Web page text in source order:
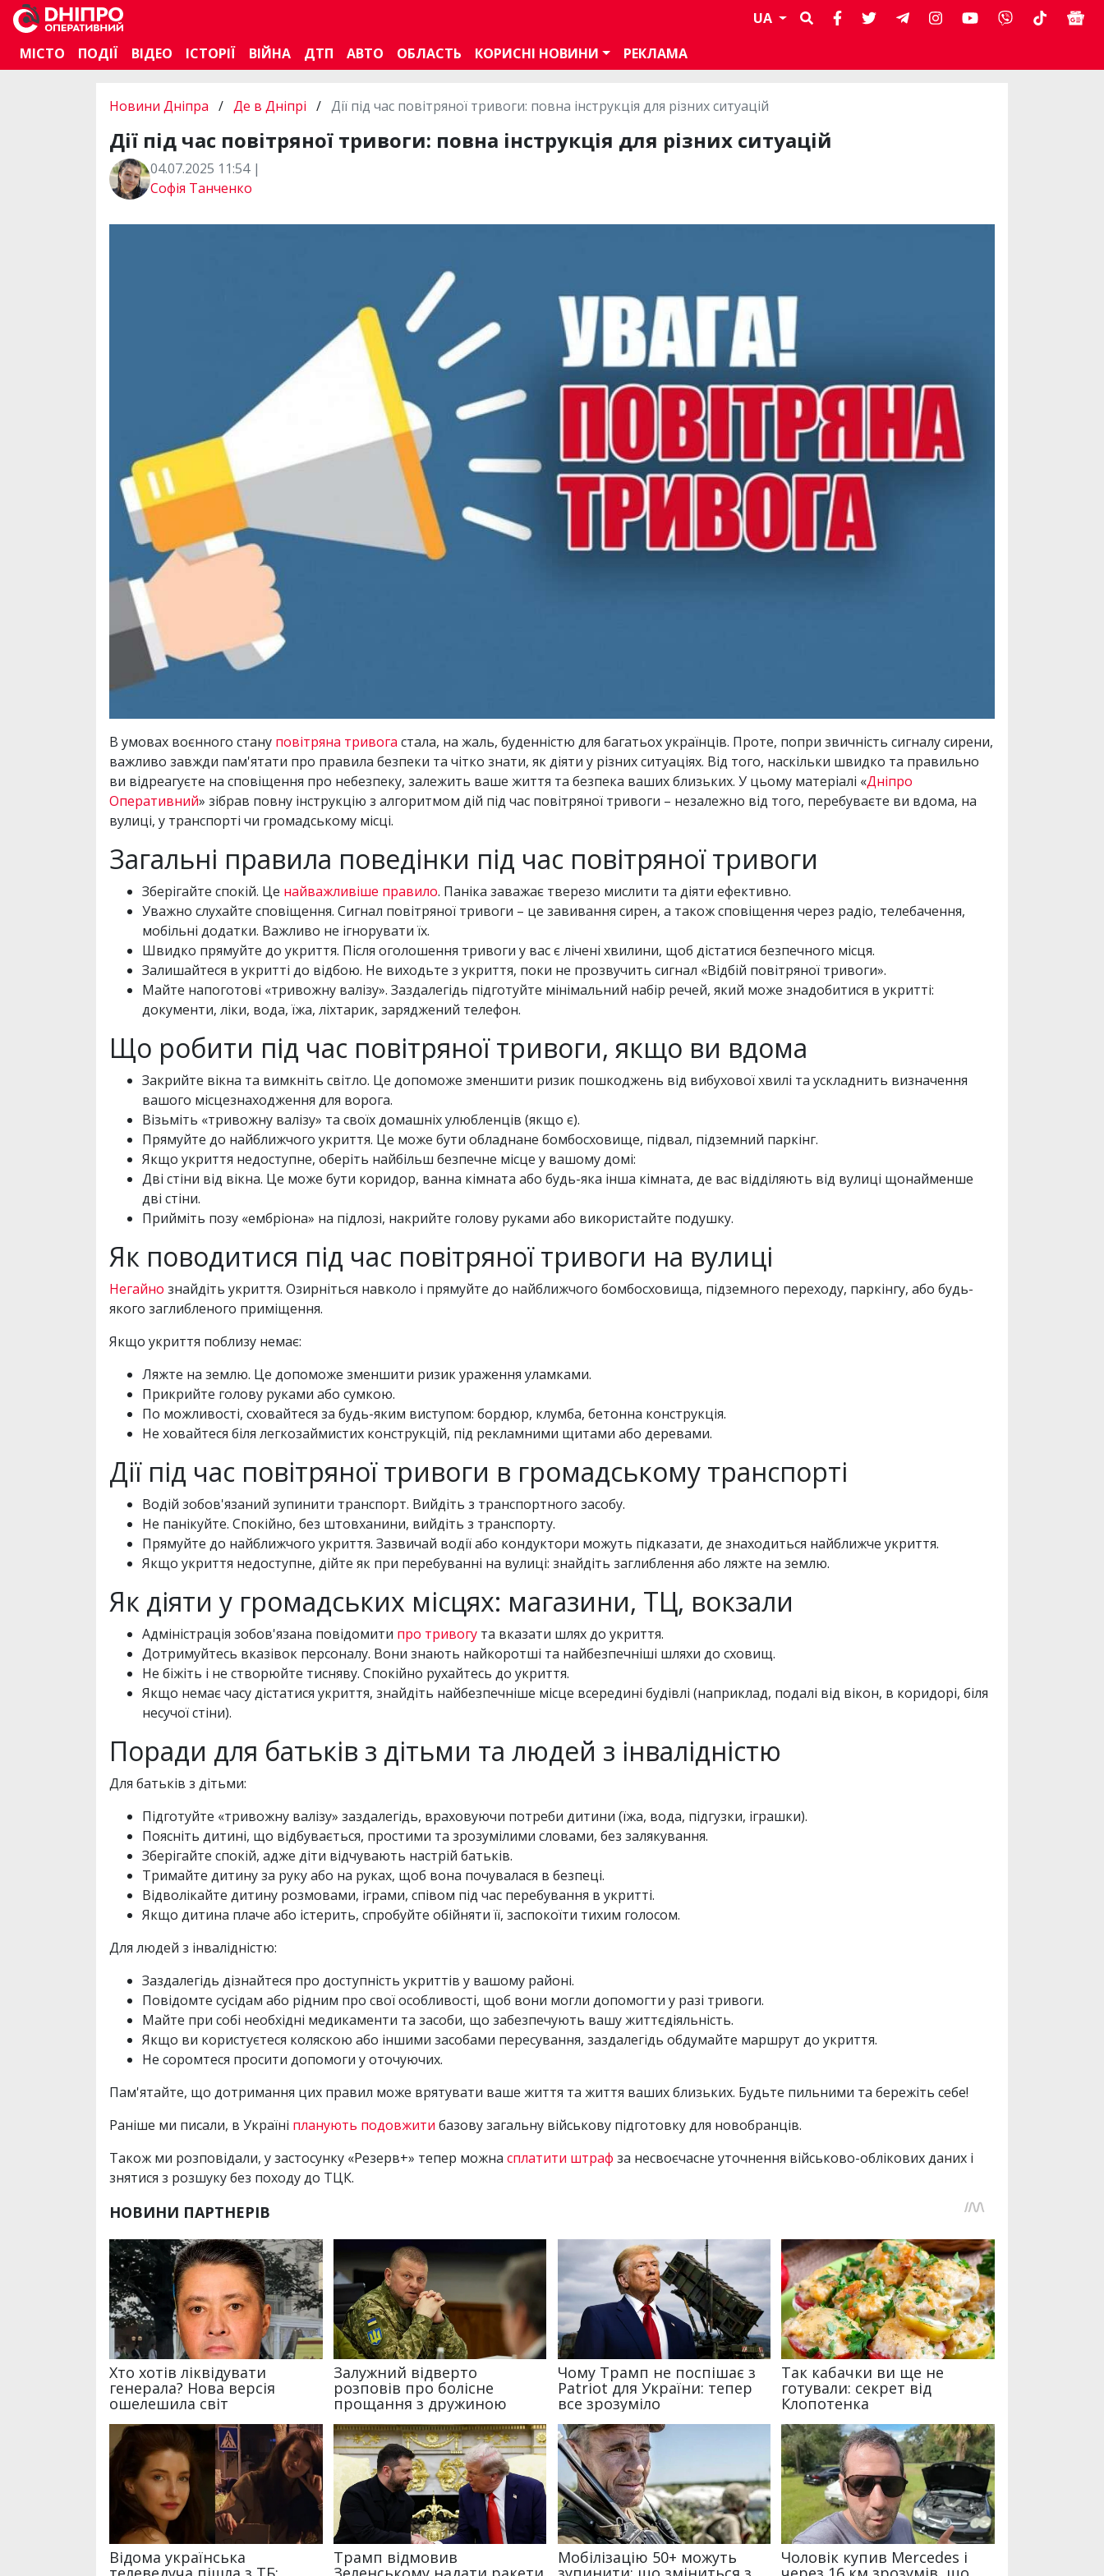
UA
МІСТО
ПОДІЇ ВІДЕО ІСТОРІЇ ВІЙНА ДТП АВТО ОБЛАСТЬ КОРИСНІ НОВИНИ РЕКЛАМА
Новини Дніпра / Де в Дніпрі / Дії під час повітряної тривоги: повна інструкція для різних ситуацій
Дії під час повітряної тривоги: повна інструкція для різних ситуацій
04.07.2025 11:54 |
Софія Танченко
В умовах воєнного стану повітряна тривога стала, на жаль, буденністю для багатьох українців. Проте, попри звичність сигналу сирени,
важливо завжди пам'ятати про правила безпеки та чітко знати, як діяти у різних ситуаціях. Від того, наскільки швидко та правильно
ви відреагуєте на сповіщення про небезпеку, залежить ваше життя та безпека ваших близьких. У цьому матеріалі «Дніпро
Оперативний» зібрав повну інструкцію з алгоритмом дій під час повітряної тривоги – незалежно від того, перебуваєте ви вдома, на
вулиці, у транспорті чи громадському місці.
Загальні правила поведінки під час повітряної тривоги
Зберігайте спокій. Це найважливіше правило. Паніка заважає тверезо мислити та діяти ефективно.
Уважно слухайте сповіщення. Сигнал повітряної тривоги – це завивання сирен, а також сповіщення через радіо, телебачення,
мобільні додатки. Важливо не ігнорувати їх.
Швидко прямуйте до укриття. Після оголошення тривоги у вас є лічені хвилини, щоб дістатися безпечного місця.
Залишайтеся в укритті до відбою. Не виходьте з укриття, поки не прозвучить сигнал «Відбій повітряної тривоги».
Майте напоготові «тривожну валізу». Заздалегідь підготуйте мінімальний набір речей, який може знадобитися в укритті:
документи, ліки, вода, їжа, ліхтарик, заряджений телефон.
Що робити під час повітряної тривоги, якщо ви вдома
Закрийте вікна та вимкніть світло. Це допоможе зменшити ризик пошкоджень від вибухової хвилі та ускладнить визначення
вашого місцезнаходження для ворога.
Візьміть «тривожну валізу» та своїх домашніх улюбленців (якщо є).
Прямуйте до найближчого укриття. Це може бути обладнане бомбосховище, підвал, підземний паркінг.
Якщо укриття недоступне, оберіть найбільш безпечне місце у вашому домі:
Дві стіни від вікна. Це може бути коридор, ванна кімната або будь-яка інша кімната, де вас відділяють від вулиці щонайменше
дві стіни.
Прийміть позу «ембріона» на підлозі, накрийте голову руками або використайте подушку.
Як поводитися під час повітряної тривоги на вулиці
Негайно знайдіть укриття. Озирніться навколо і прямуйте до найближчого бомбосховища, підземного переходу, паркінгу, або будь-
якого заглибленого приміщення.
Якщо укриття поблизу немає:
Ляжте на землю. Це допоможе зменшити ризик ураження уламками.
Прикрийте голову руками або сумкою.
По можливості, сховайтеся за будь-яким виступом: бордюр, клумба, бетонна конструкція.
Не ховайтеся біля легкозаймистих конструкцій, під рекламними щитами або деревами.
Дії під час повітряної тривоги в громадському транспорті
Водій зобов'язаний зупинити транспорт. Вийдіть з транспортного засобу.
Не панікуйте. Спокійно, без штовханини, вийдіть з транспорту.
Прямуйте до найближчого укриття. Зазвичай водії або кондуктори можуть підказати, де знаходиться найближче укриття.
Якщо укриття недоступне, дійте як при перебуванні на вулиці: знайдіть заглиблення або ляжте на землю.
Як діяти у громадських місцях: магазини, ТЦ, вокзали
Адміністрація зобов'язана повідомити про тривогу та вказати шлях до укриття.
Дотримуйтесь вказівок персоналу. Вони знають найкоротші та найбезпечніші шляхи до сховищ.
Не біжіть і не створюйте тисняву. Спокійно рухайтесь до укриття.
Якщо немає часу дістатися укриття, знайдіть найбезпечніше місце всередині будівлі (наприклад, подалі від вікон, в коридорі, біля
несучої стіни).
Поради для батьків з дітьми та людей з інвалідністю
Для батьків з дітьми:
Підготуйте «тривожну валізу» заздалегідь, враховуючи потреби дитини (їжа, вода, підгузки, іграшки).
Поясніть дитині, що відбувається, простими та зрозумілими словами, без залякування.
Зберігайте спокій, адже діти відчувають настрій батьків.
Тримайте дитину за руку або на руках, щоб вона почувалася в безпеці.
Відволікайте дитину розмовами, іграми, співом під час перебування в укритті.
Якщо дитина плаче або істерить, спробуйте обійняти її, заспокоїти тихим голосом.
Для людей з інвалідністю:
Заздалегідь дізнайтеся про доступність укриттів у вашому районі.
Повідомте сусідам або рідним про свої особливості, щоб вони могли допомогти у разі тривоги.
Майте при собі необхідні медикаменти та засоби, що забезпечують вашу життєдіяльність.
Якщо ви користуєтеся коляскою або іншими засобами пересування, заздалегідь обдумайте маршрут до укриття.
Не соромтеся просити допомоги у оточуючих.
Пам'ятайте, що дотримання цих правил може врятувати ваше життя та життя ваших близьких. Будьте пильними та бережіть себе!
Раніше ми писали, в Україні планують подовжити базову загальну військову підготовку для новобранців.
Також ми розповідали, у застосунку «Резерв+» тепер можна сплатити штраф за несвоєчасне уточнення військово-облікових даних і
знятися з розшуку без походу до ТЦК.